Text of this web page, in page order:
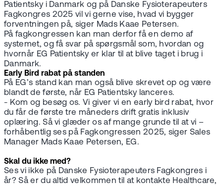
Patientsky i Danmark og på Danske Fysioterapeuters
Fagkongres 2025 vil vi gerne vise, hvad vi bygger
forventningen på, siger Mads Kaae Petersen.
På fagkongressen kan man derfor få en demo af
systemet, og få svar på spørgsmål som, hvordan og
hvornår EG Patientsky er klar til at blive taget i brug i
Danmark.
Early Bird rabat på standen
På EG’s stand kan man også blive skrevet op og være
blandt de første, når EG Patientsky lanceres.
- Kom og besøg os. Vi giver vi en early bird rabat, hvor
du får de første tre måneders drift gratis inklusiv
oplæring. Så vi glæder os af mange grunde til at vi –
forhåbentlig ses på Fagkongressen 2025, siger Sales
Manager Mads Kaae Petersen, EG.
Skal du ikke med?
Ses vi ikke på Danske Fysioterapeuters Fagkongres i
år? Så er du altid velkommen til at kontakte Healthcare,